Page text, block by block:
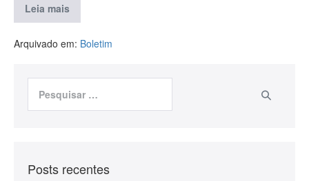
Leia mais
Arquivado em: Boletim
Posts recentes